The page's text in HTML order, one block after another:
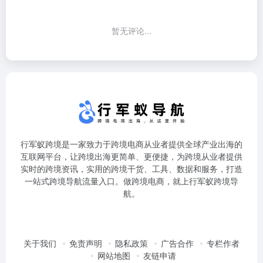
暂无评论...
行军蚁跨境是一家致力于跨境电商从业者提供全球产业出海的
互联网平台，让跨境出海更简单、更便捷，为跨境从业者提供
实时的跨境资讯，实用的跨境干货、工具、数据和服务，打造
一站式跨境导航流量入口。做跨境电商，就上行军蚁跨境导
航。
关于我们 免责声明 隐私政策 广告合作
专栏作者
网站地图
友链申请